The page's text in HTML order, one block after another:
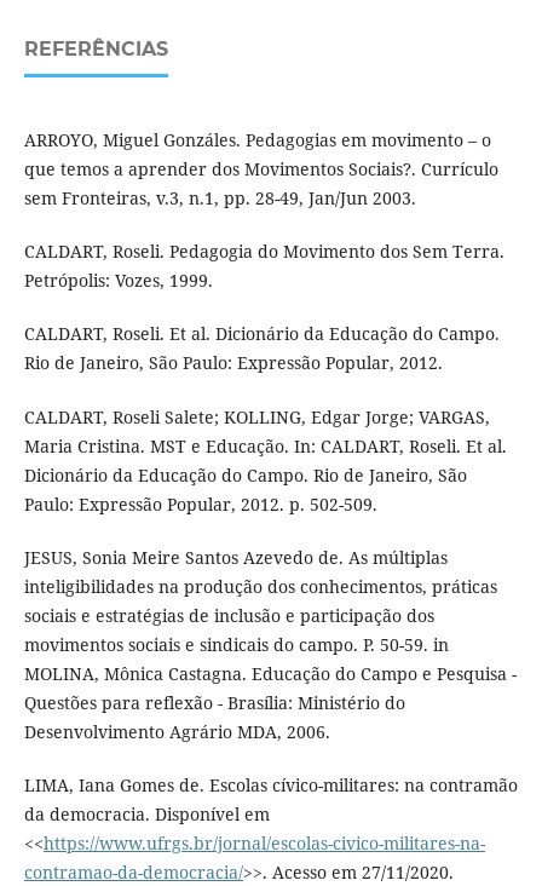
REFERÊNCIAS
ARROYO, Miguel Gonzáles. Pedagogias em movimento – o
que temos a aprender dos Movimentos Sociais?. Currículo
sem Fronteiras, v.3, n.1, pp. 28-49, Jan/Jun 2003.
CALDART, Roseli. Pedagogia do Movimento dos Sem Terra.
Petrópolis: Vozes, 1999.
CALDART, Roseli. Et al. Dicionário da Educação do Campo.
Rio de Janeiro, São Paulo: Expressão Popular, 2012.
CALDART, Roseli Salete; KOLLING, Edgar Jorge; VARGAS,
Maria Cristina. MST e Educação. In: CALDART, Roseli. Et al.
Dicionário da Educação do Campo. Rio de Janeiro, São
Paulo: Expressão Popular, 2012. p. 502-509.
JESUS, Sonia Meire Santos Azevedo de. As múltiplas
inteligibilidades na produção dos conhecimentos, práticas
sociais e estratégias de inclusão e participação dos
movimentos sociais e sindicais do campo. P. 50-59. in
MOLINA, Mônica Castagna. Educação do Campo e Pesquisa -
Questões para reflexão - Brasília: Ministério do
Desenvolvimento Agrário MDA, 2006.
LIMA, Iana Gomes de. Escolas cívico-militares: na contramão
da democracia. Disponível em
<<https://www.ufrgs.br/jornal/escolas-civico-militares-na-
contramao-da-democracia/>>. Acesso em 27/11/2020.